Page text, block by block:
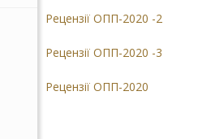
Рецензії ОПП-2020 -2
Рецензії ОПП-2020 -3
Рецензії ОПП-2020